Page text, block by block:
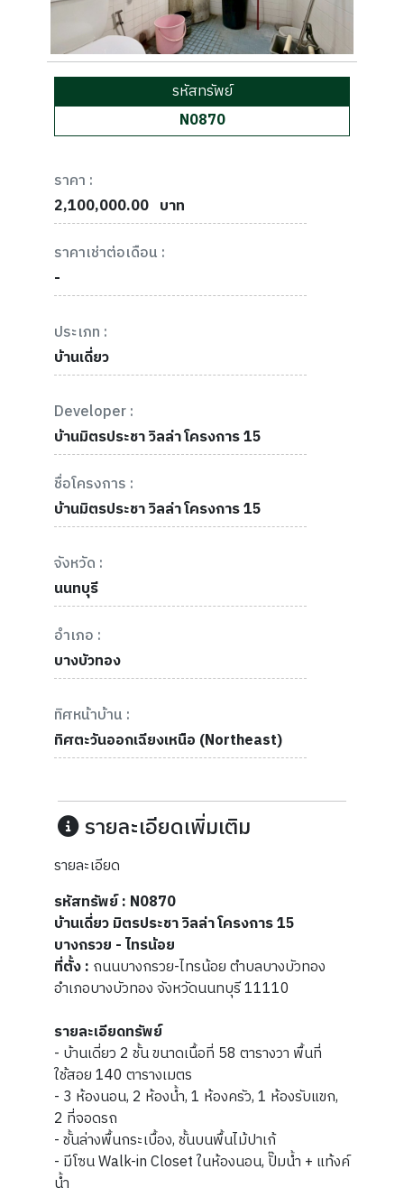
รหัสทรัพย์
N0870
ราคา :
2,100,000.00 บาท
ราคาเช่าต่อเดือน :
-
ประเภท :
บ้านเดี่ยว
Developer :
บ้านมิตรประชา วิลล่า โครงการ 15
ชื่อโครงการ :
บ้านมิตรประชา วิลล่า โครงการ 15
จังหวัด :
นนทบุรี
อำเภอ :
บางบัวทอง
ทิศหน้าบ้าน :
ทิศตะวันออกเฉียงเหนือ (Northeast)
รายละเอียดเพิ่มเติม
รายละเอียด
รหัสทรัพย์ : N0870
บ้านเดี่ยว มิตรประชา วิลล่า โครงการ 15
บางกรวย - ไทรน้อย
ที่ตั้ง : ถนนบางกรวย-ไทรน้อย ตำบลบางบัวทอง
อำเภอบางบัวทอง จังหวัดนนทบุรี 11110
รายละเอียดทรัพย์
- บ้านเดี่ยว 2 ชั้น ขนาดเนื้อที่ 58 ตารางวา พื้นที่
ใช้สอย 140 ตารางเมตร
- 3 ห้องนอน, 2 ห้องน้ำ, 1 ห้องครัว, 1 ห้องรับแขก,
2 ที่จอดรถ
- ชั้นล่างพื้นกระเบื้อง, ชั้นบนพื้นไม้ปาเก้
- มีโซน Walk-in Closet ในห้องนอน, ปั๊มน้ำ + แท้งค์
น้ำ